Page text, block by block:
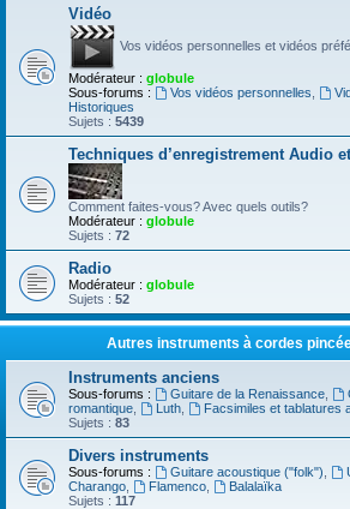
Vidéo
Vos vidéos personnelles et vidéos
Modérateur : globule
Sous-forums :
Vos vidéos personnelles
Historiques
Sujets : 5439
Techniques d’enregistrement Audio
Comment faites-vous? Avec quels outils?
Modérateur : globule
Sujets : 72
Radio
Modérateur : globule
Sujets : 52
Autres instruments à cordes
Instruments anciens
Sous-forums : Guitare de la Renaissance,
romantique
Luth,
Facsimiles et tablatures
Sujets : 83
Divers instruments
Sous-forums : Guitare acoustique ("folk")
Charango
Flamenco,
Balalaïka
Sujets : 117